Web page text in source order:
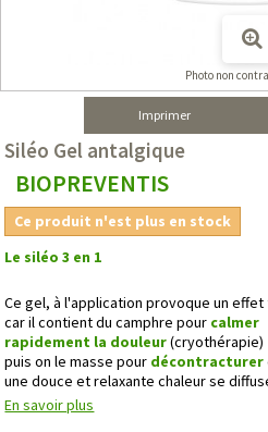
Photo non
Imprimer
Siléo Gel antalgique
BIOPREVENTIS
Ce produit n'est plus en stock
Le siléo 3 en 1
Ce gel, à l'application provoque un
car il contient du camphre pour calmer
rapidement la douleur(cryothérapie)
puis on le masse pour décontracturer
une douce et relaxante chaleur se
En savoir plus